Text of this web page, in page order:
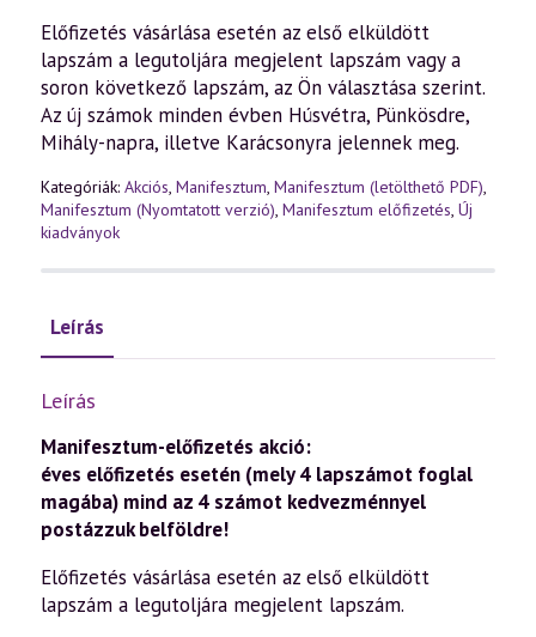
Előfizetés vásárlása esetén az első elküldött
lapszám a legutoljára megjelent lapszám vagy a
soron következő lapszám, az Ön választása szerint.
Az új számok minden évben Húsvétra, Pünkösdre,
Mihály-napra, illetve Karácsonyra jelennek meg.
Kategóriák: Akciós, Manifesztum, Manifesztum (letölthető PDF),
Manifesztum (Nyomtatott verzió), Manifesztum előfizetés, Új
kiadványok
Leírás
Leírás
Manifesztum-előfizetés akció:
éves előfizetés esetén (mely 4 lapszámot foglal
magába) mind az 4 számot kedvezménnyel
postázzuk belföldre!
Előfizetés vásárlása esetén az első elküldött
lapszám a legutoljára megjelent lapszám.